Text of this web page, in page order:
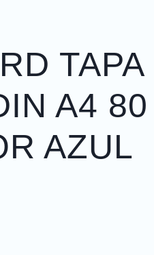
A4
AZUL